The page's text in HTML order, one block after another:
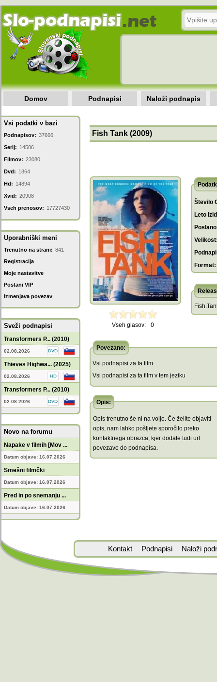
Domov Podnapisi Naloži podnapis
Vsi podatki v bazi
Podnapisov: 37666
Serij: 14586
Filmov: 23080
Dvd: 1864
Hd: 14894
Xvid: 20908
Vseh prenosov: 17727430
Uporabniški meni
Trenutno na strani: 841
Registracija
Moje nastavitve
Postani VIP
Izmenjava povezav
Sveži podnapisi
Transformers P... (2010)
02.08.2026
Thieves Highwa... (2025)
02.08.2026
Transformers P... (2010)
02.08.2026
Novo na forumu
Napake v filmih [Mov ...
Datum objave: 16.07.2026
Smešni filmčki
Datum objave: 16.07.2026
Pred in po snemanju ...
Datum objave: 16.07.2026
Fish Tank (2009)
Vseh glasov: 0
Število
Leto
Format:
Povezano:
Vsi podnapisi za ta film
Vsi podnapisi za ta film v tem jeziku
Opis:
Opis trenutno še ni na voljo. Če želite objaviti
opis, nam lahko pošljete sporočilo preko
kontaktnega obrazca, kjer dodate tudi url
povezavo do podnapisa.
Kontakt Podnapisi Naloži